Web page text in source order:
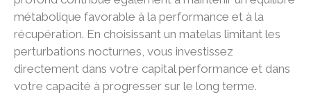
métabolique favorable à la performance et à la
récupération. En choisissant un matelas limitant les
perturbations nocturnes, vous investissez
directement dans votre capital performance et dans
votre capacité à progresser sur le long terme.